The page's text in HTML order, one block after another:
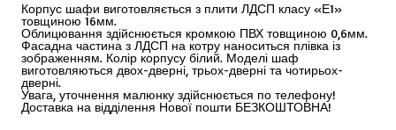
Корпус шафи виготовляється з плити ЛДСП класу «Е1»
товщиною 16мм.
Облицювання здійснюється кромкою ПВХ товщиною 0,6мм.
Фасадна частина з ЛДСП на котру наноситься плівка із
зображенням. Колір корпусу білий. Моделі шаф
виготовляються двох-дверні, трьох-дверні та чотирьох-
дверні.
Увага, уточнення малюнку здійснюється по телефону!
Доставка на відділення Нової пошти БЕЗКОШТОВНА!